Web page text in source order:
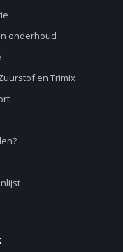
onderhoud
en Trimix